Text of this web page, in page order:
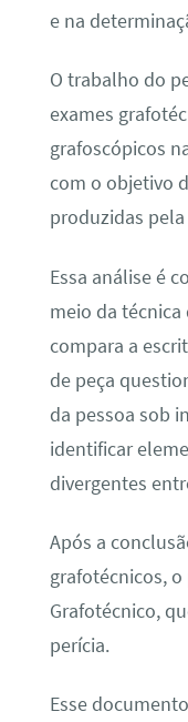
e na
O trabalho do
exames
grafoscópicos
com o objetivo
produzidas
Essa análise é
meio da
compara a
de peça
da pessoa sob
identificar
divergentes
Após a
grafotécnicos,
Grafotécnico,
perícia.
Esse